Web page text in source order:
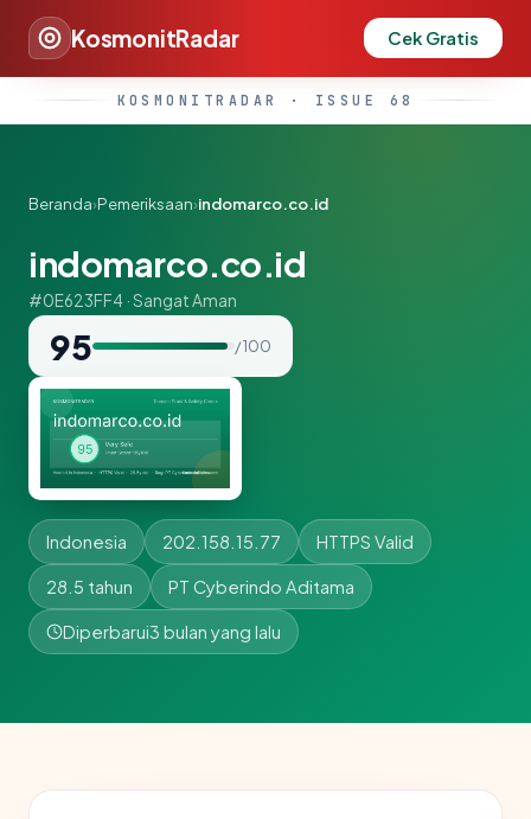
KosmonitRadar Cek Gratis
KOSMONITRADAR · ISSUE 68
Beranda›Pemeriksaan›indomarco.co.id
indomarco.co.id
#0E623FF4 · Sangat Aman
95 / 100
Indonesia 202.158.15.77 HTTPS Valid
28.5 tahun PT Cyberindo Aditama
Diperbarui3 bulan yang lalu